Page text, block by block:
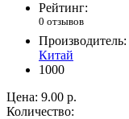
Рейтинг:
0 отзывов
Производитель:
Китай
1000
Цена: 9.00 р.
Количество: